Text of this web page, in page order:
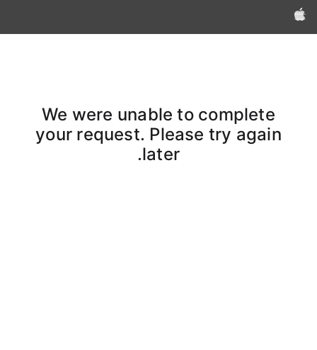
Apple‏
We were unable to complete
your request. Please try again
later.